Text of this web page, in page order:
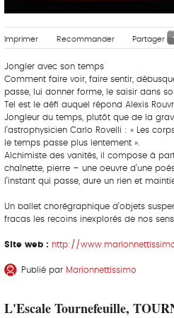
Imprimer Recommander Partager
Jongler avec son temps
Comment faire voir, faire sentir,
passe, lui donner forme, le saisir dans
Tel est le défi auquel répond Alexis
Jongleur du temps, plutôt que de la
l’astrophysicien Carlo Rovelli : « Les
le temps passe plus lentement ».
Alchimiste des vanités, il compose à
chaînette, pierre – une oeuvre d’une
l’instant qui passe, dure un rien et
Un ballet chorégraphique d’objets
fracas les recoins inexplorés de nos
Site web : http://
Publié par Marionnettissimo
L'Escale Tournefeuille,